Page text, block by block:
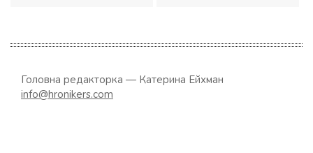
Головна редакторка — Катерина Ейхман
info@hronikers.com